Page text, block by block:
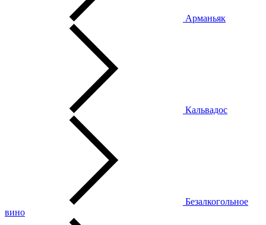
Арманьяк
Кальвадос
Безалкогольное
вино